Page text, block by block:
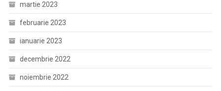
martie 2023
februarie 2023
ianuarie 2023
decembrie 2022
noiembrie 2022